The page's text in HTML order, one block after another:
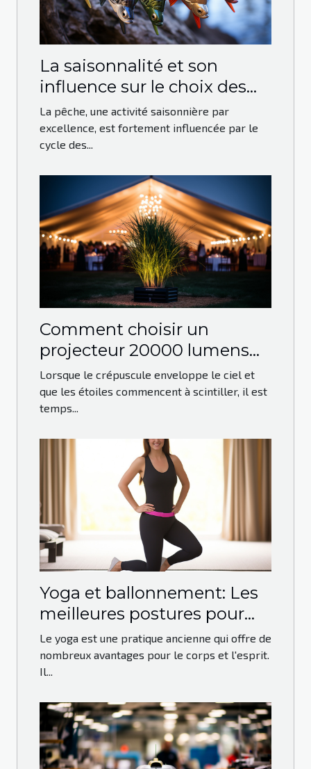
La saisonnalité et son
influence sur le choix des
leurres de pêche
La pêche, une activité saisonnière par
excellence, est fortement influencée par le
cycle des...
Comment choisir un
projecteur 20000 lumens
pour vos événements en
plein air
Lorsque le crépuscule enveloppe le ciel et
que les étoiles commencent à scintiller, il est
temps...
Yoga et ballonnement: Les
meilleures postures pour
soulager le ventre gonflé
Le yoga est une pratique ancienne qui offre de
nombreux avantages pour le corps et l'esprit.
Il...